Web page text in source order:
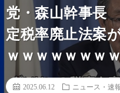
党・森山幹事長
定税率廃止法案
ｗｗｗｗｗｗｗ
2025.06.12 ニュース・速